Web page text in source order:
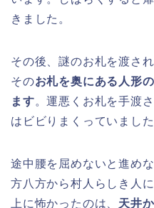
きました。
その後、謎のお札を渡さ
そのお札を奥にある人形
ます。運悪くお札を手渡
はビビりまくっていました
途中腰を屈めないと進め
方八方から村人らしき人
上に怖かったのは、 天井